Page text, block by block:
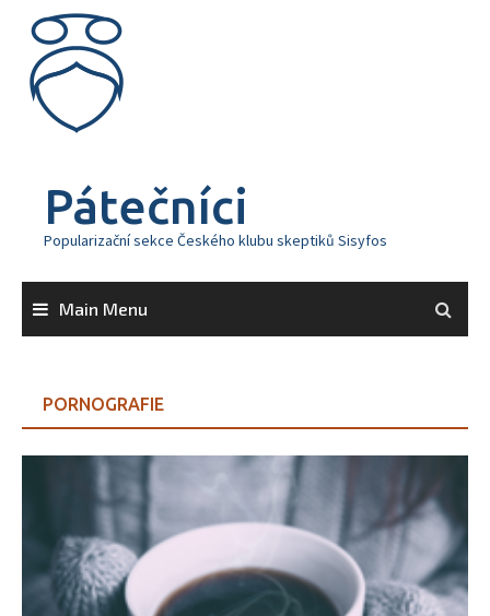
content
Pátečníci
Popularizační sekce Českého klubu skeptiků Sisyfos
Main Menu
PORNOGRAFIE